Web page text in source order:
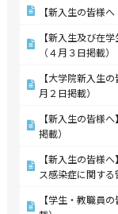
【新入生の皆様
【新入生及び在
（４月３日掲載）
【大学院新入生
月２日掲載）
【新入生の皆様
掲載）
【新入生の皆様
ス感染症に関する
【学生・教職員